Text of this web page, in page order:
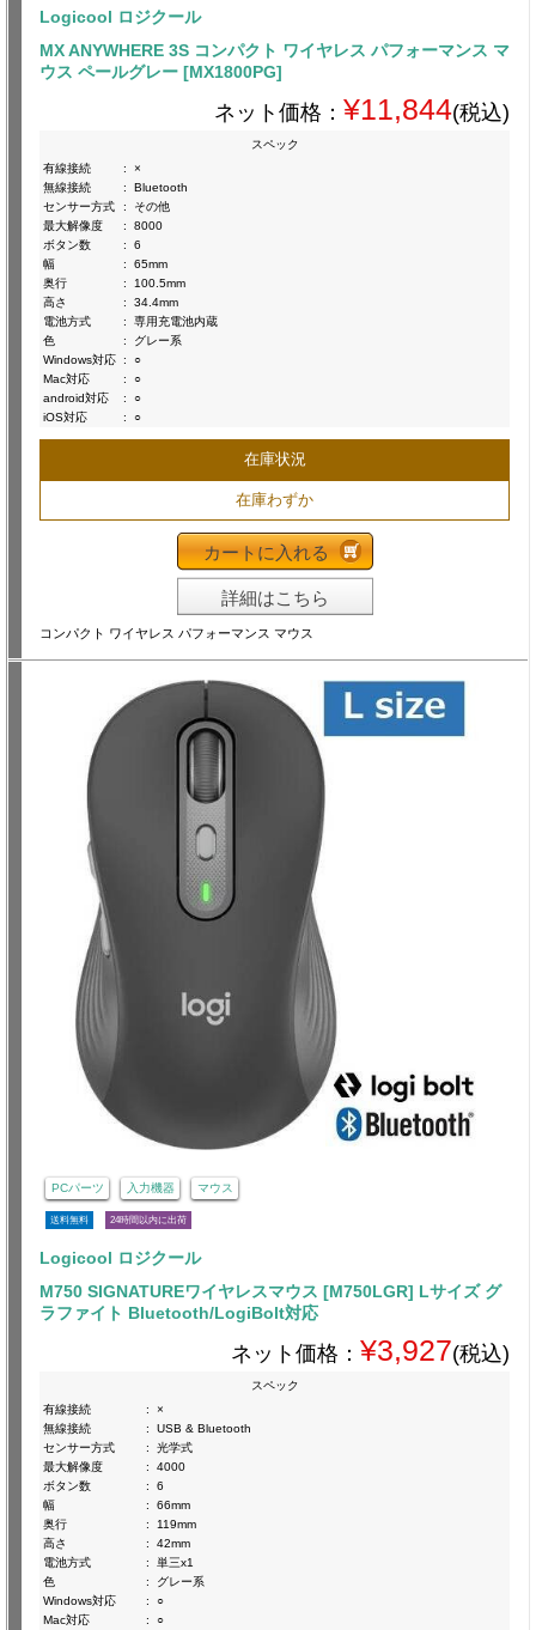
Logicool ロジクール
MX ANYWHERE 3S コンパクト ワイヤレス パフォーマンス マ
ウス ペールグレー [MX1800PG]
ネット価格： ¥11,844(税込)
スペック
有線接続
:
×
無線接続
:
Bluetooth
センサー方式
:
その他
最大解像度
:
8000
ボタン数
:
6
幅
:
65mm
奥行
:
100.5mm
高さ
:
34.4mm
電池方式
:
専用充電池内蔵
色
:
グレー系
Windows対応 :
○
Mac対応
:
○
android対応
:
○
iOS対応
: ○
在庫状況
在庫わずか
カートに入れる
詳細はこちら
コンパクト ワイヤレス パフォーマンス マウス
PCパーツ 入力機器 マウス
送料無料 24時間以内に出荷
Logicool ロジクール
M750 SIGNATUREワイヤレスマウス [M750LGR] Lサイズ グ
ラファイト Bluetooth/LogiBolt対応
ネット価格： ¥3,927(税込)
スペック
有線接続
:
×
無線接続
:
USB & Bluetooth
センサー方式
:
光学式
最大解像度
:
4000
ボタン数
:
6
幅
:
66mm
奥行
:
119mm
高さ
:
42mm
電池方式
:
単三x1
色
:
グレー系
Windows対応
:
○
Mac対応
:
○